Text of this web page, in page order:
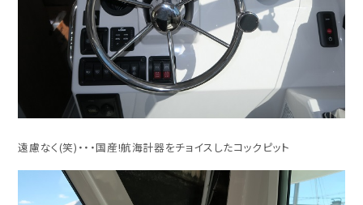
遠慮なく(笑)・・・国産!航海計器をチョイスしたコックピット